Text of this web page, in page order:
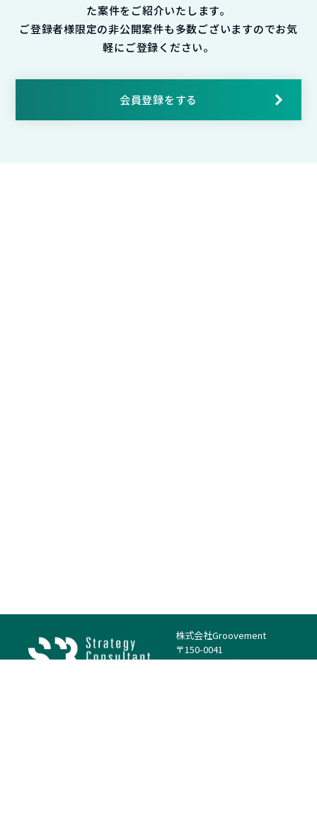
た案件をご紹介いたします。
ご登録者様限定の非公開案件も多数ございますのでお気
軽にご登録ください。
会員登録をする
株式会社Groovement
〒150-0041
東京都渋谷区神南1丁目23−14